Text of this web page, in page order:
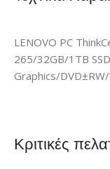
LENOVO PC
265/32GB/1TB
Graphics/
Κριτικές